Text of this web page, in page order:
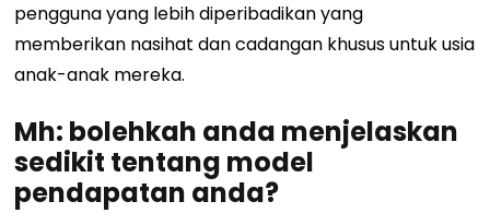
pengguna yang lebih diperibadikan yang
memberikan nasihat dan cadangan khusus untuk usia
anak-anak mereka.
Mh: bolehkah anda menjelaskan
sedikit tentang model
pendapatan anda?